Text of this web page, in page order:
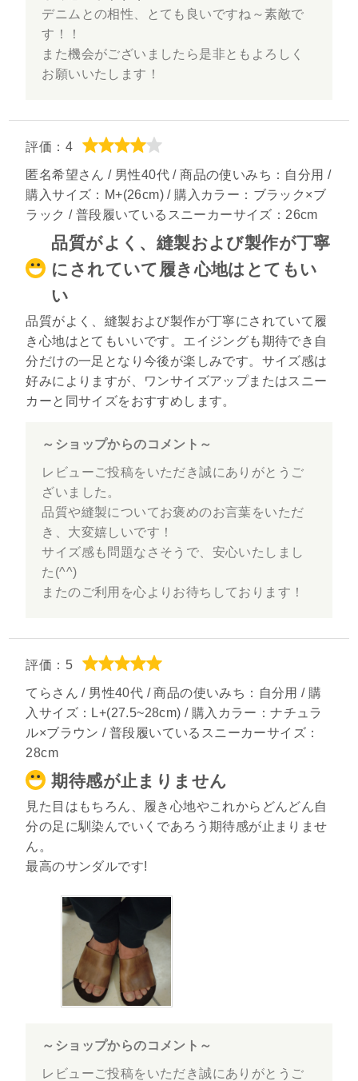
デニムとの相性、とても良いですね～素敵で
す！！
また機会がございましたら是非ともよろしく
お願いいたします！
評価：4
匿名希望さん / 男性40代 / 商品の使いみち：自分用 /
購入サイズ：M+(26cm) / 購入カラー：ブラック×ブ
ラック / 普段履いているスニーカーサイズ：26cm
品質がよく、縫製および製作が丁寧
にされていて履き心地はとてもい
い
品質がよく、縫製および製作が丁寧にされていて履
き心地はとてもいいです。エイジングも期待でき自
分だけの一足となり今後が楽しみです。サイズ感は
好みによりますが、ワンサイズアップまたはスニー
カーと同サイズをおすすめします。
～ショップからのコメント～
レビューご投稿をいただき誠にありがとうご
ざいました。
品質や縫製についてお褒めのお言葉をいただ
き、大変嬉しいです！
サイズ感も問題なさそうで、安心いたしまし
た(^^)
またのご利用を心よりお待ちしております！
評価：5
てらさん / 男性40代 / 商品の使いみち：自分用 / 購
入サイズ：L+(27.5~28cm) / 購入カラー：ナチュラ
ル×ブラウン / 普段履いているスニーカーサイズ：
28cm
期待感が止まりません
見た目はもちろん、履き心地やこれからどんどん自
分の足に馴染んでいくであろう期待感が止まりませ
ん。
最高のサンダルです!
～ショップからのコメント～
レビューご投稿をいただき誠にありがとうご